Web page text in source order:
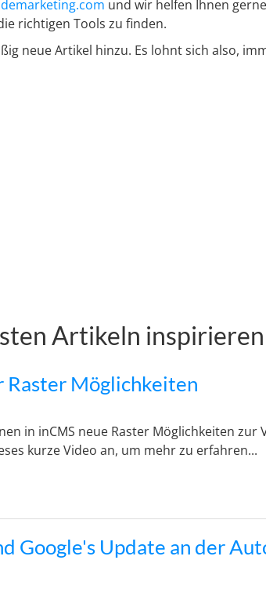
und wir helfen Ihnen
richtigen Tools zu finden.
neue Artikel hinzu. Es lohnt sich also,
Artikeln inspirieren
Raster Möglichkeiten
in inCMS neue Raster Möglichkeiten zur
kurze Video an, um mehr zu erfahren...
Google's Update an der